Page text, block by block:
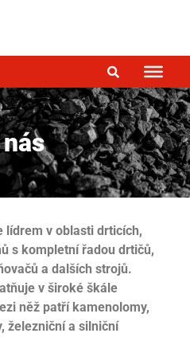
lídrem v oblasti drticích,
s kompletní řadou drtičů,
a dalších strojů.
v široké škále
něž patří kamenolomy,
železniční a silniční